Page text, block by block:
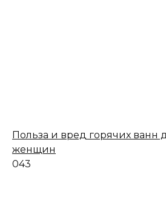
Польза и вред горячих ванн
женщин
043